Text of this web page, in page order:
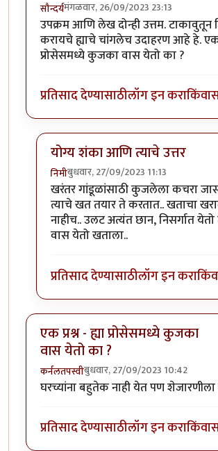
सौन्दर्यमंगळवार, 26/09/2023 23:13
उपक्रम आणि लेख दोन्ही उत्तम.
करायचे ह्याचे चांगलेच उदाहरण आहे हे. एक
प्रोसेसमध्ये कुजका वास येतो का ?
प्रतिसाद देण्यासाठीलॉग इन कराकिंवा
योग्य शंका आणि त्याचे उत्तर
निमीबुधवार, 27/09/2023 11:13
In reply toचांगलाच उपक्रमbyसौन्दर्य
खरंतर गांडूळांसाठी कुजलेला कचरा
त्याचे खत तयार ते करतात.. खताचा
नाहीच.. उलट अत्यंत छान, निसर्गात
वास येतो खताला..
प्रतिसाद देण्यासाठीलॉग इन करा
एक प्रश्न - ह्या प्रोसेसमध्ये कुजका
वास येतो का ?
कर्नलतपस्वीबुधवार, 27/09/2023 10:42
घरच्यांना बहुतेक नाही येत पण
प्रतिसाद देण्यासाठीलॉग इन कराकिंवा